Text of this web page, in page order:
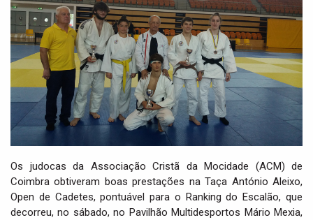
o
n
Os judocas da Associação Cristã da Mocidade (ACM) de
Coimbra obtiveram boas prestações na Taça António Aleixo,
Open de Cadetes, pontuável para o Ranking do Escalão, que
decorreu, no sábado, no Pavilhão Multidesportos Mário Mexia,